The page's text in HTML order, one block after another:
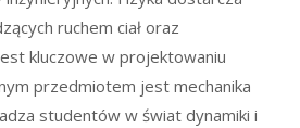
ruchem ciał oraz
kluczowe w projektowaniu
przedmiotem jest mechanika
studentów w świat dynamiki i